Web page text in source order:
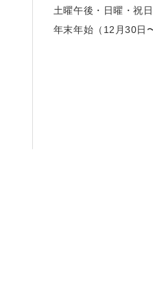
土曜午後・日曜・祝日
年末年始（12月30日